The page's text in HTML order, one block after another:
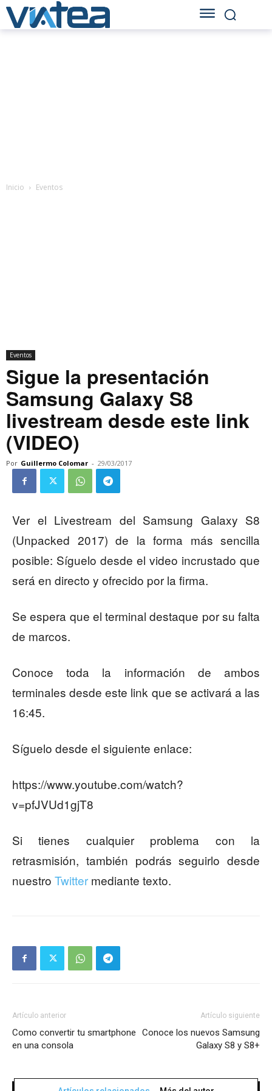
Inicio Eventos
Eventos
Sigue la presentación
Samsung Galaxy S8
livestream desde este link
(VIDEO)
Por Guillermo Colomar - 29/03/2017
Ver el Livestream del Samsung Galaxy S8
(Unpacked 2017) de la forma más sencilla
posible: Síguelo desde el video incrustado que
será en directo y ofrecido por la firma.
Se espera que el terminal destaque por su falta
de marcos.
Conoce toda la información de ambos
terminales desde este link que se activará a las
16:45.
Síguelo desde el siguiente enlace:
https://www.youtube.com/watch?
v=pfJVUd1gjT8
Si tienes cualquier problema con la
retrasmisión, también podrás seguirlo desde
nuestro Twitter mediante texto.
Artículo anterior
Como convertir tu smartphone
en una consola
Artículo siguiente
Conoce los nuevos Samsung
Galaxy S8 y S8+